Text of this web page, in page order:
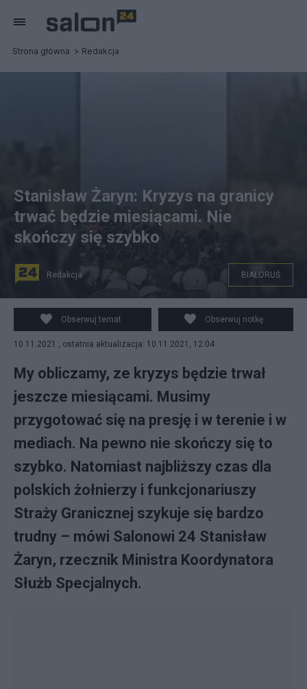
Strona główna Redakcja
Fot. PAP/Straż Graniczna
Stanisław Żaryn: Kryzys na granicy
trwać będzie miesiącami. Nie
skończy się szybko
Redakcja BIAŁORUŚ
Obserwuj temat Obserwuj notkę
10.11.2021 , ostatnia aktualizacja: 10.11.2021, 12:04
My obliczamy, ze kryzys będzie trwał
jeszcze miesiącami. Musimy
przygotować się na presję i w terenie i w
mediach. Na pewno nie skończy się to
szybko. Natomiast najbliższy czas dla
polskich żołnierzy i funkcjonariuszy
Straży Granicznej szykuje się bardzo
trudny – mówi Salonowi 24 Stanisław
Żaryn, rzecznik Ministra Koordynatora
Służb Specjalnych.